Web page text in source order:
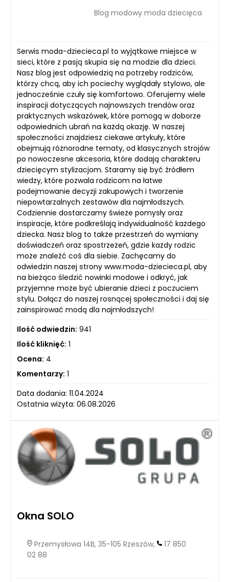
Blog modowy moda dziecięca
Serwis moda-dziecieca.pl to wyjątkowe miejsce w
sieci, które z pasją skupia się na modzie dla dzieci.
Nasz blog jest odpowiedzią na potrzeby rodziców,
którzy chcą, aby ich pociechy wyglądały stylowo, ale
jednocześnie czuły się komfortowo. Oferujemy wiele
inspiracji dotyczących najnowszych trendów oraz
praktycznych wskazówek, które pomogą w doborze
odpowiednich ubrań na każdą okazję. W naszej
społeczności znajdziesz ciekawe artykuły, które
obejmują różnorodne tematy, od klasycznych strojów
po nowoczesne akcesoria, które dodają charakteru
dziecięcym stylizacjom. Staramy się być źródłem
wiedzy, które pozwala rodzicom na łatwe
podejmowanie decyzji zakupowych i tworzenie
niepowtarzalnych zestawów dla najmłodszych.
Codziennie dostarczamy świeże pomysły oraz
inspiracje, które podkreślają indywidualność każdego
dziecka. Nasz blog to także przestrzeń do wymiany
doświadczeń oraz spostrzeżeń, gdzie każdy rodzic
może znaleźć coś dla siebie. Zachęcamy do
odwiedzin naszej strony www.moda-dziecieca.pl, aby
na bieżąco śledzić nowinki modowe i odkryć, jak
przyjemne może być ubieranie dzieci z poczuciem
stylu. Dołącz do naszej rosnącej społeczności i daj się
zainspirować modą dla najmłodszych!
Ilość odwiedzin: 941
Ilość kliknięć: 1
Ocena: 4
Komentarzy: 1
Data dodania: 11.04.2024
Ostatnia wizyta: 06.08.2026
Okna SOLO
Przemysłowa 14B, 35-105 Rzeszów,
17 850
02 88